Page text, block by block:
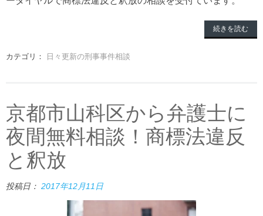
続きを読む
カテゴリ： 日々更新の刑事事件相談
京都市山科区から弁護士に
夜間無料相談！商標法違反
と釈放
投稿日： 2017年12月11日